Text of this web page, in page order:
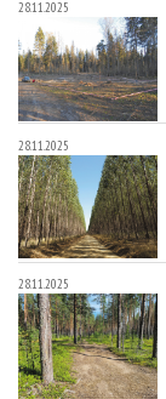
28.11.2025
28.11.2025
28.11.2025